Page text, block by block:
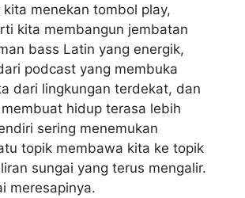
menekan tombol play,
kita membangun jembatan
bass Latin yang energik,
podcast yang membuka
dari lingkungan terdekat, dan
hidup terasa lebih
sering menemukan
topik membawa kita ke topik
sungai yang terus mengalir.
meresapinya.